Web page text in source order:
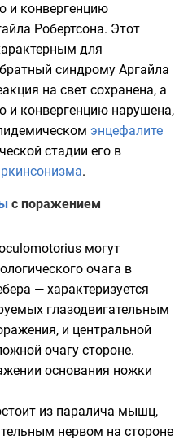
и конвергенцию
Робертсона. Этот
для
синдрому Аргайла
на свет сохранена, а
и конвергенцию нарушена,
энцефалите
стадии его в
.
с поражением
могут
очага в
— характеризуется
глазодвигательным
и центральной
очагу стороне.
основания ножки
из паралича мышц,
нервом на стороне